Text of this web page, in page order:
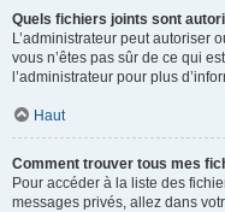
Quels fichiers joints sont
L’administrateur peut autoriser
vous n’êtes pas sûr de ce qui
l’administrateur pour plus
Haut
Comment trouver tous mes
Pour accéder à la liste des
messages privés, allez dans